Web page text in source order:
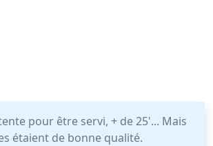
pour être servi, + de 25'... Mais
étaient de bonne qualité.